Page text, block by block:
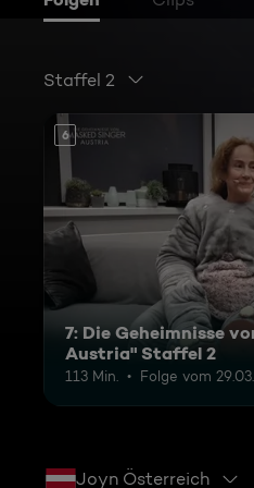
Staffel 2
6
7: Die Geheimnisse
Austria" Staffel 2
113 Min. Folge vom
Joyn Österreich